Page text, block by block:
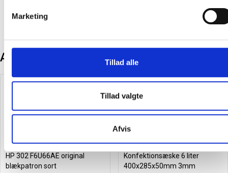
Marketing
Tillad alle
Tillad valgte
Afvis
Andre kunder købte også
HP 302 F6U66AE original
blækpatron sort
Køb mere og spar
Konfektionsæske 6 liter
400x285x50mm 3mm